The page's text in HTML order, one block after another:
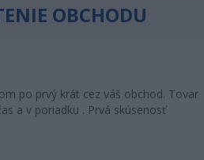
OBCHODU
po prvý krát cez váš obchod. Tovar
a v poriadku . Prvá skúsenosť